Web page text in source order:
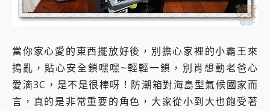
當你家心愛的東西擺放好後，別擔心家裡的小霸王來
搗亂，貼心安全鎖嘿嘿~輕輕一鎖，別肖想動老爸心
愛滴3C，是不是很棒呀！防潮箱對海島型氣候國家而
言，真的是非常重要的角色，大家從小到大也飽受著